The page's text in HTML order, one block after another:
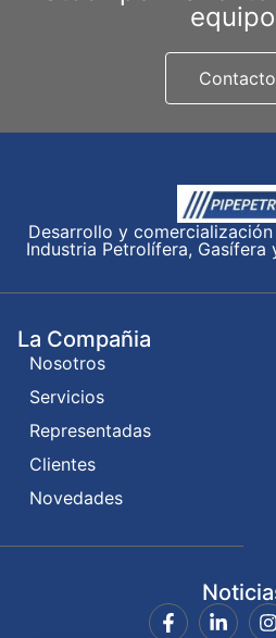
Contacto
Desarrollo y
Industria Petrolífera, Gasífera
La Compañia
Nosotros
Servicios
Representadas
Clientes
Novedades